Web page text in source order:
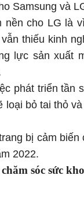
Samsung và
cho LG là
thiếu kinh
lực sản xuất
phát triển tần
loại bỏ tai thỏ
bị cảm
2022.
sóc sức